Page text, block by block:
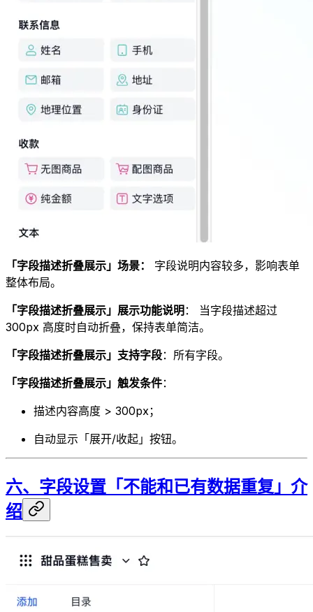
「字段描述折叠展示」场景：
字段说明内容较多，影响表单
整体布局。
「字段描述折叠展示」展示功能说明 ： 当字段描述超过
300px 高度时自动折叠，保持表单简洁。
「字段描述折叠展示」支持字段：所有字段。
「字段描述折叠展示」触发条件：
描述内容高度 > 300px；
自动显示「展开/收起」按钮。
六、字段设置「不能和已有数据重复」介
绍